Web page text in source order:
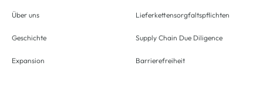
Über uns
Geschichte
Expansion
Lieferkettensorgfaltspflichten
Supply Chain Due Diligence
Barrierefreiheit